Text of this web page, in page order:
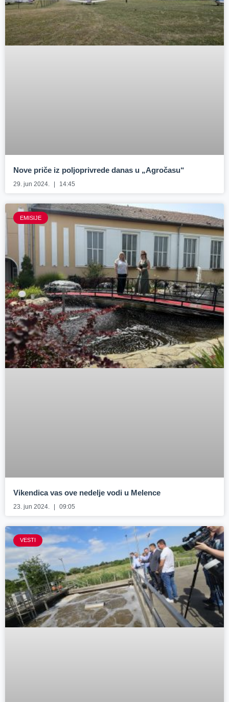
Nove priče iz poljoprivrede danas u „Agročasu“
29. jun 2024. 14:45
EMISIJE
Vikendica vas ove nedelje vodi u Melence
23. jun 2024. 09:05
VESTI